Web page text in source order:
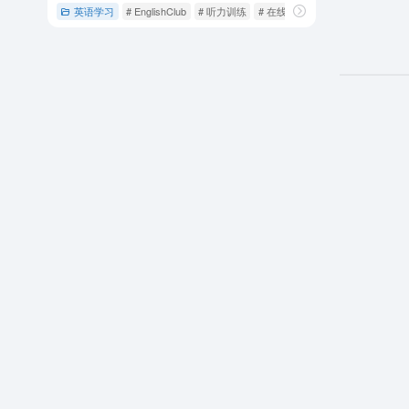
英语学习 # EnglishClub # 听力训练 # 在线教育